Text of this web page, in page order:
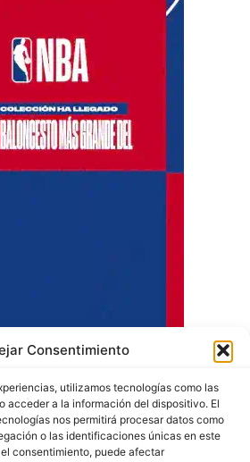
Consentimiento
utilizamos tecnologías como las
acceder a la información del dispositivo. El
nos permitirá procesar datos como
o las identificaciones únicas en este
consentimiento, puede afectar